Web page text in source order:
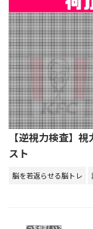
【逆視力検査】
スト
脳を若返らせる脳トレ